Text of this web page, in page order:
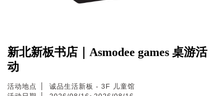
新北新板书店｜Asmodee games 桌游活
动
活动地点
诚品生活新板 - 3F 儿童馆